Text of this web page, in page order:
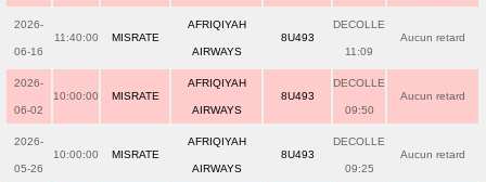
2026-
06-16
11:40:00 MISRATE
AFRIQIYAH
AIRWAYS
8U493
DECOLLE
11:09
Aucun retard
2026-
06-02
10:00:00 MISRATE
AFRIQIYAH
AIRWAYS
8U493
DECOLLE
09:50
Aucun retard
2026-
05-26
10:00:00 MISRATE
AFRIQIYAH
AIRWAYS
8U493
DECOLLE
09:25
Aucun retard